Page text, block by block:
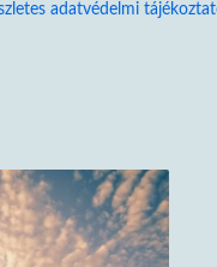
adatvédelmi